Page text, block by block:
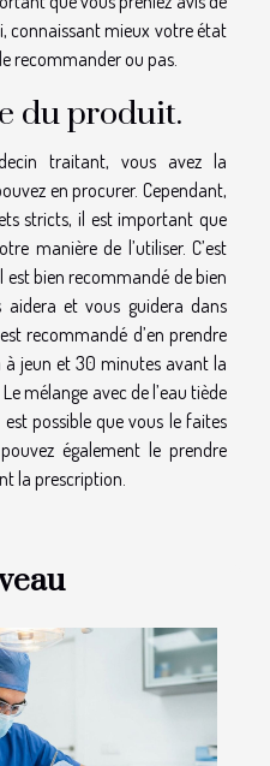
connaissant mieux votre état
recommander ou pas.
du produit.
traitant, vous avez la
en procurer. Cependant,
stricts, il est important que
manière de l’utiliser. C’est
est bien recommandé de bien
aidera et vous guidera dans
recommandé d’en prendre
jeun et 30 minutes avant la
mélange avec de l’eau tiède
possible que vous le faites
également le prendre
la prescription.